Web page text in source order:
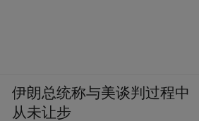
伊朗总统称与美谈判过程中
从未让步